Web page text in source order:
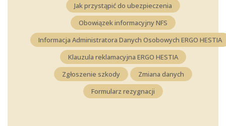
Jak przystąpić do ubezpieczenia
Obowiązek informacyjny NFS
Informacja Administratora Danych Osobowych ERGO HESTIA
Klauzula reklamacyjna ERGO HESTIA
Zgłoszenie szkody
Zmiana danych
Formularz rezygnacji